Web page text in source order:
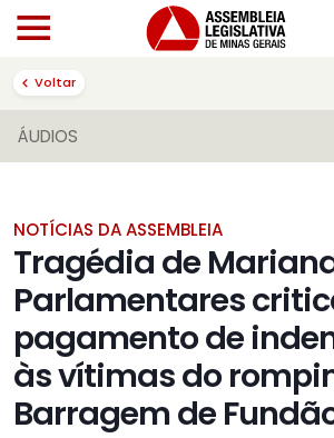
Voltar
ÁUDIOS
NOTÍCIAS DA ASSEMBLEIA
Tragédia de
Parlamentares
pagamento de
às vítimas do
Barragem de